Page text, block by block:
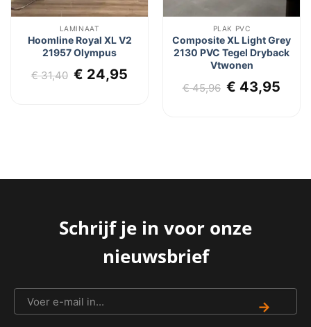
LAMINAAT
Hoomline Royal XL V2
21957 Olympus
€31,40 Oorspronkelijke
€ 24,95
PLAK PVC
Composite XL Light Grey
2130 PVC Tegel Dryback
Vtwonen
€45,96 € 43,95
Schrijf je in voor onze
nieuwsbrief
→